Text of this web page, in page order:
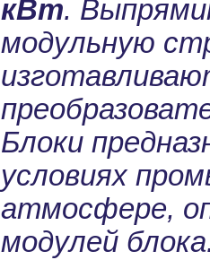
кВт.
модульную
Блоки
условиях
атмосфере,
модулей